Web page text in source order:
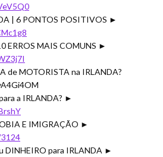
| 6 PONTOS POSITIVOS ►
ERROS MAIS COMUNS ►
de MOTORISTA na IRLANDA?
a IRLANDA? ►
E IMIGRAÇÃO ►
DINHEIRO para IRLANDA ►